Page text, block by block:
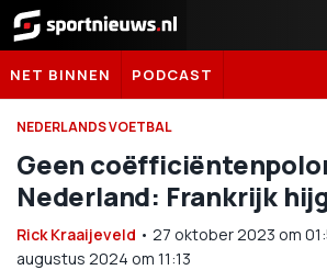
Sportnieuws.nl
NET BINNEN PODCAST
NEDERLANDS VOETBAL
Geen
Nederland: Frankrijk
Rick Kraaijeveld • 27 oktober 2023 om
augustus 2024 om 11:13